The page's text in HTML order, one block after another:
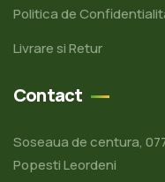
Politica de
Livrare si Retur
Contact
Soseaua de centura,
Popesti Leordeni